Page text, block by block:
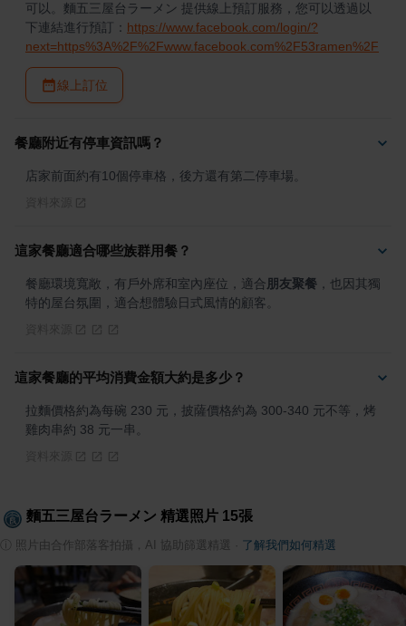
可以。麵五三屋台ラーメン 提供線上預訂服務，您可以透過以
下連結進行預訂： https://www.facebook.com/login/?
next=https%3A%2F%2Fwww.facebook.com%2F53ramen%2F
線上訂位
餐廳附近有停車資訊嗎？
店家前面約有10個停車格，後方還有第二停車場。
這家餐廳適合哪些族群用餐？
餐廳環境寬敞，有戶外席和室內座位，適合 朋友聚餐 ，也因其獨
特的屋台氛圍，適合想體驗日式風情的顧客。
這家餐廳的平均消費金額大約是多少？
拉麵價格約為每碗 230 元，披薩價格約為 300-340 元不等，烤
雞肉串約 38 元一串。
麵五三屋台ラーメン 精選照片 15張
照片由合作部落客拍攝，AI 協助篩選精選 了解我們如何精選